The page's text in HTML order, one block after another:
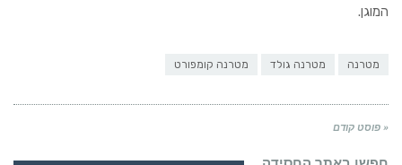
המוגן.
מטרנה מטרנה גולד מטרנה קומפורט
« פוסט קודם